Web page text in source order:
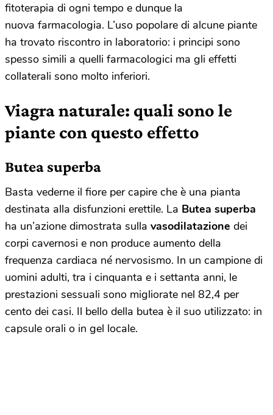
fitoterapia di ogni tempo e dunque la
nuova farmacologia. L’uso popolare di alcune piante
ha trovato riscontro in laboratorio: i principi sono
spesso simili a quelli farmacologici ma gli effetti
collaterali sono molto inferiori.
Viagra naturale: quali sono le
piante con questo effetto
Butea superba
Basta vederne il fiore per capire che è una pianta
destinata alla disfunzioni erettile. La Butea superba
ha un’azione dimostrata sulla vasodilatazione dei
corpi cavernosi e non produce aumento della
frequenza cardiaca né nervosismo. In un campione di
uomini adulti, tra i cinquanta e i settanta anni, le
prestazioni sessuali sono migliorate nel 82,4 per
cento dei casi. Il bello della butea è il suo utilizzato: in
capsule orali o in gel locale.